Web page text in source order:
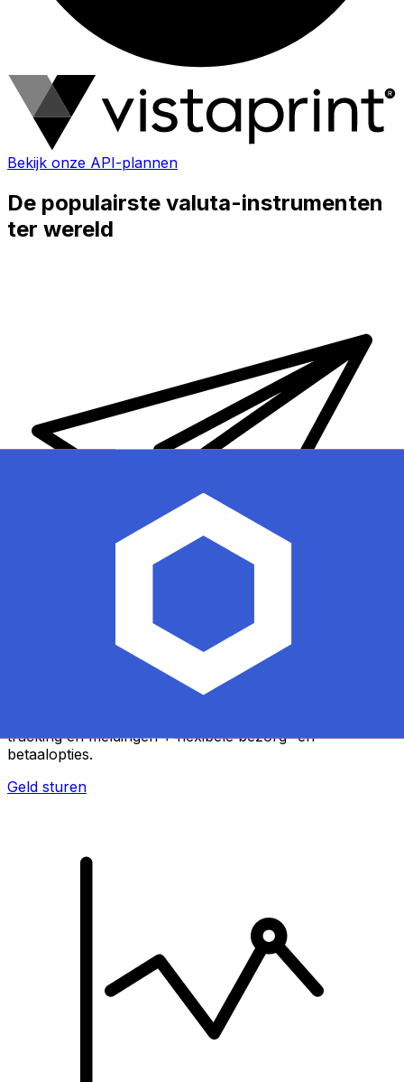
Bekijk onze API-plannen
De populairste valuta-instrumenten
ter wereld
Xe Internationale Geldoverboeking
tracking en meldingen + flexibele bezorg- en
betaalopties.
Geld sturen